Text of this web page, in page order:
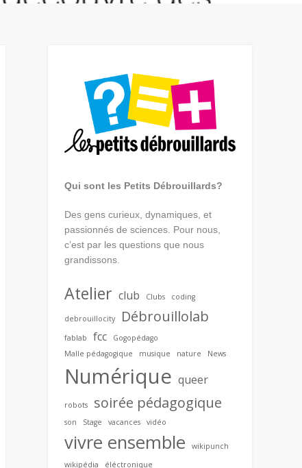
Qui sont les Petits Débrouillards?
Des gens curieux, dynamiques, et
passionnés de sciences. Pour nous,
c’est par les questions que nous
grandissons.
Atelier club Clubs coding
debrouillocity Débrouillolab
fablab fcc
Gogopédago
Malle pédagogique
musique nature News
Numérique queer
robots soirée pédagogique
son Stage vacances vidéo
vivre ensemble
wikipunch
wikipédia
éléctronique